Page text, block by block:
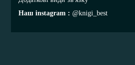
Наш instagram @knigi_best